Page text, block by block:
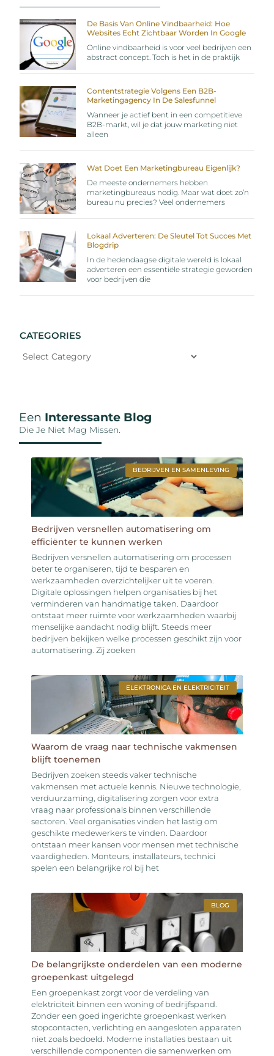
De Basis Van Online Vindbaarheid: Hoe
Websites Echt Zichtbaar Worden In Google
Online vindbaarheid is voor veel bedrijven een
abstract concept. Toch is het in de praktijk
Contentstrategie Volgens Een B2B-
Marketingagency In De Salesfunnel
Wanneer je actief bent in een competitieve
B2B-markt, wil je dat jouw marketing niet
alleen
Wat Doet Een Marketingbureau Eigenlijk?
De meeste ondernemers hebben
marketingbureaus nodig. Maar wat doet zo’n
bureau nu precies? Veel ondernemers
Lokaal Adverteren: De Sleutel Tot Succes Met
Blogdrip
In de hedendaagse digitale wereld is lokaal
adverteren een essentiële strategie geworden
voor bedrijven die
CATEGORIES
Een Interessante Blog
Die Je Niet Mag Missen.
BEDRIJVEN EN SAMENLEVING
Bedrijven versnellen automatisering om
efficiënter te kunnen werken
Bedrijven versnellen automatisering om processen
beter te organiseren, tijd te besparen en
werkzaamheden overzichtelijker uit te voeren.
Digitale oplossingen helpen organisaties bij het
verminderen van handmatige taken. Daardoor
ontstaat meer ruimte voor werkzaamheden waarbij
menselijke aandacht nodig blijft. Steeds meer
bedrijven bekijken welke processen geschikt zijn voor
automatisering. Zij zoeken
ELEKTRONICA EN ELEKTRICITEIT
Waarom de vraag naar technische vakmensen
blijft toenemen
Bedrijven zoeken steeds vaker technische
vakmensen met actuele kennis. Nieuwe technologie,
verduurzaming, digitalisering zorgen voor extra
vraag naar professionals binnen verschillende
sectoren. Veel organisaties vinden het lastig om
geschikte medewerkers te vinden. Daardoor
ontstaan meer kansen voor mensen met technische
vaardigheden. Monteurs, installateurs, technici
spelen een belangrijke rol bij het
BLOG
De belangrijkste onderdelen van een moderne
groepenkast uitgelegd
Een groepenkast zorgt voor de verdeling van
elektriciteit binnen een woning of bedrijfspand.
Zonder een goed ingerichte groepenkast werken
stopcontacten, verlichting en aangesloten apparaten
niet zoals bedoeld. Moderne installaties bestaan uit
verschillende componenten die samenwerken om